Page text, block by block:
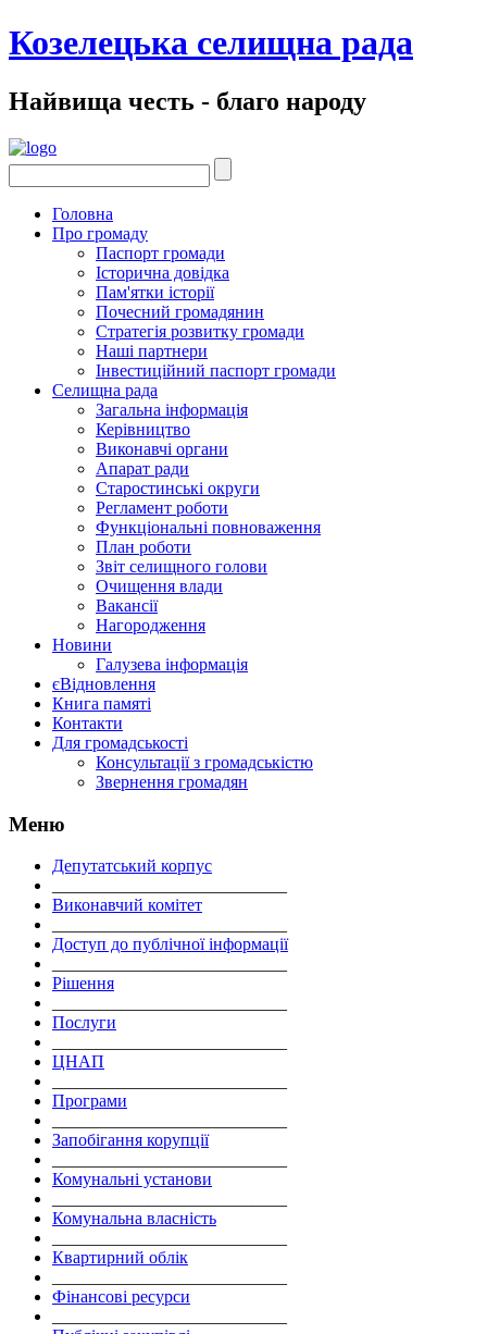
Козелецька селищна рада
Найвища честь - благо народу
Головна
Про громаду
Паспорт громади
Історична довідка
Пам'ятки історії
Почесний громадянин
Стратегія розвитку громади
Наші партнери
Інвестиційний паспорт громади
Селищна рада
Загальна інформація
Керівництво
Виконавчі органи
Апарат ради
Старостинські округи
Регламент роботи
Функціональні повноваження
План роботи
Звіт селищного голови
Очищення влади
Вакансії
Нагородження
Новини
Галузева інформація
єВідновлення
Книга памяті
Контакти
Для громадськості
Консультації з громадськістю
Звернення громадян
Меню
Депутатський корпус
Виконавчий комітет
Доступ до публічної інформації
Рішення
Послуги
ЦНАП
Програми
Запобігання корупції
Комунальні установи
Комунальна власність
Квартирний облік
Фінансові ресурси